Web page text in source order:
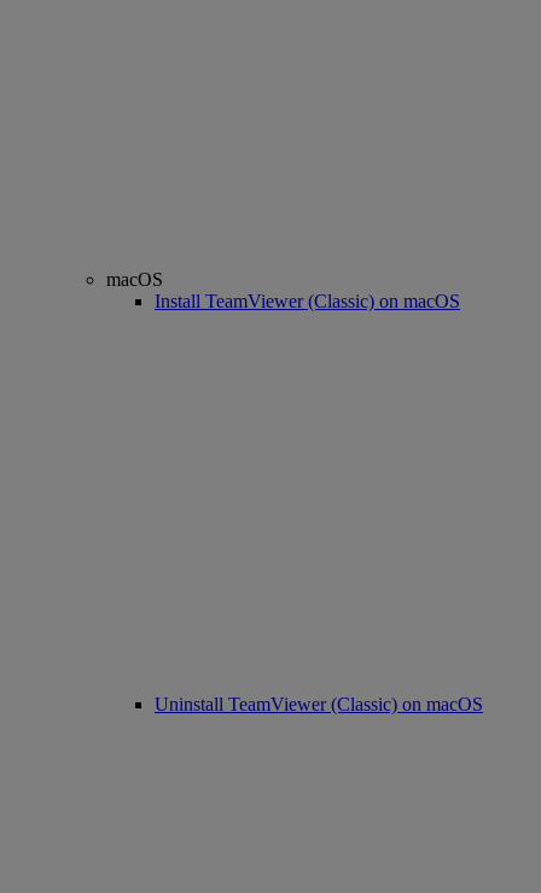
macOS
Install TeamViewer (Classic) on macOS
Uninstall TeamViewer (Classic) on macOS